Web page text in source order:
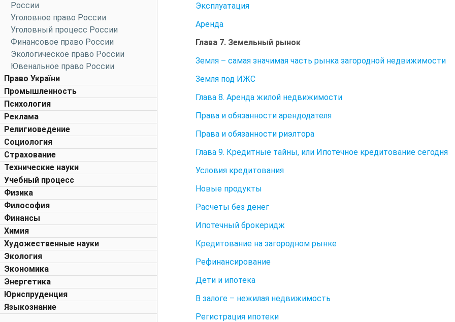
России
Уголовное право России
Уголовный процесс России
Финансовое право России
Экологическое право России
Ювенальное право России
Право України
Промышленность
Психология
Реклама
Религиоведение
Социология
Страхование
Технические науки
Учебный процесс
Физика
Философия
Финансы
Химия
Художественные науки
Экология
Экономика
Энергетика
Юриспруденция
Языкознание
Эксплуатация
Аренда
Глава 7. Земельный рынок
Земля – самая значимая часть рынка загородной недвижимости
Земля под ИЖС
Глава 8. Аренда жилой недвижимости
Права и обязанности арендодателя
Права и обязанности риэлтора
Глава 9. Кредитные тайны, или Ипотечное кредитование сегодня
Условия кредитования
Новые продукты
Расчеты без денег
Ипотечный брокеридж
Кредитование на загородном рынке
Рефинансирование
Дети и ипотека
В залоге – нежилая недвижимость
Регистрация ипотеки